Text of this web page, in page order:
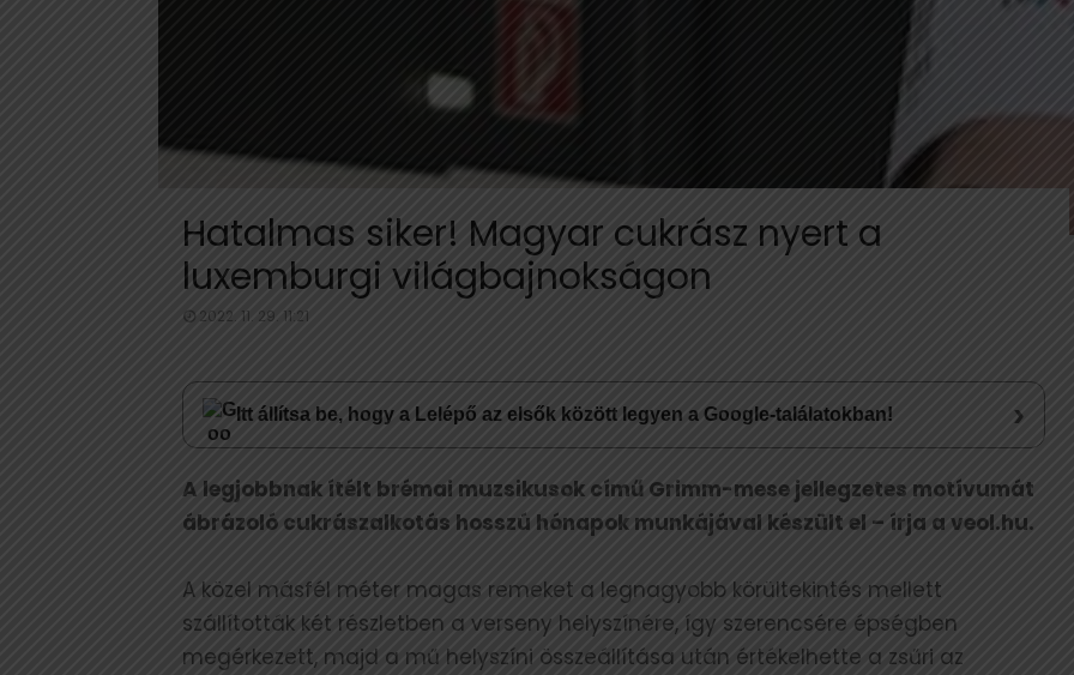
Hatalmas siker! Magyar cukrász nyert a
luxemburgi világbajnokságon
2022. 11. 29. 11:21
Itt állítsa be, hogy a Lelépő az elsők között legyen a Google-találatokban! ›
A legjobbnak ítélt brémai muzsikusok című Grimm-mese jellegzetes motívumát
ábrázoló cukrászalkotás hosszú hónapok munkájával készült el – írja a veol.hu.
A közel másfél méter magas remeket a legnagyobb körültekintés mellett
szállították két részletben a verseny helyszínére, így szerencsére épségben
megérkezett, majd a mű helyszíni összeállítása után értékelhette a zsűri az